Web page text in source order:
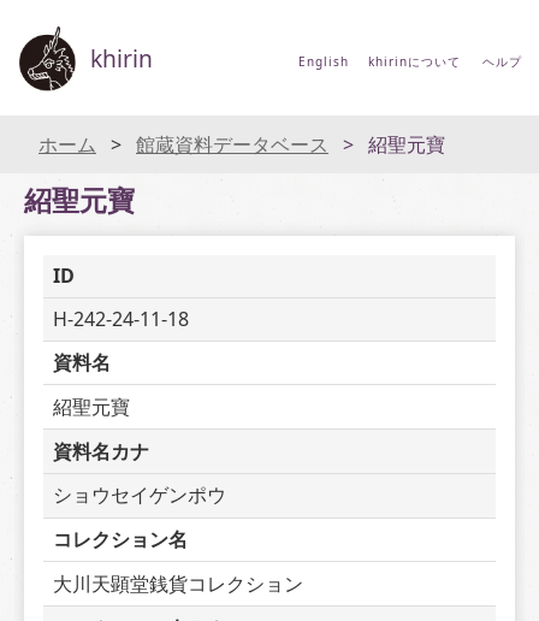
khirin English khirinについて ヘルプ
ホーム 館蔵資料データベース 紹聖元寶
紹聖元寶
ID
H-242-24-11-18
資料名
紹聖元寶
資料名カナ
ショウセイゲンポウ
コレクション名
大川天顕堂銭貨コレクション